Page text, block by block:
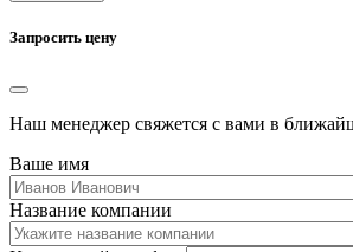
Запросить цену
Наш менеджер свяжется с вами в
Ваше имя
Название компании